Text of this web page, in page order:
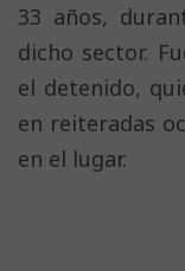
33 años,
dicho sector.
el detenido,
en reiteradas
en el lugar.